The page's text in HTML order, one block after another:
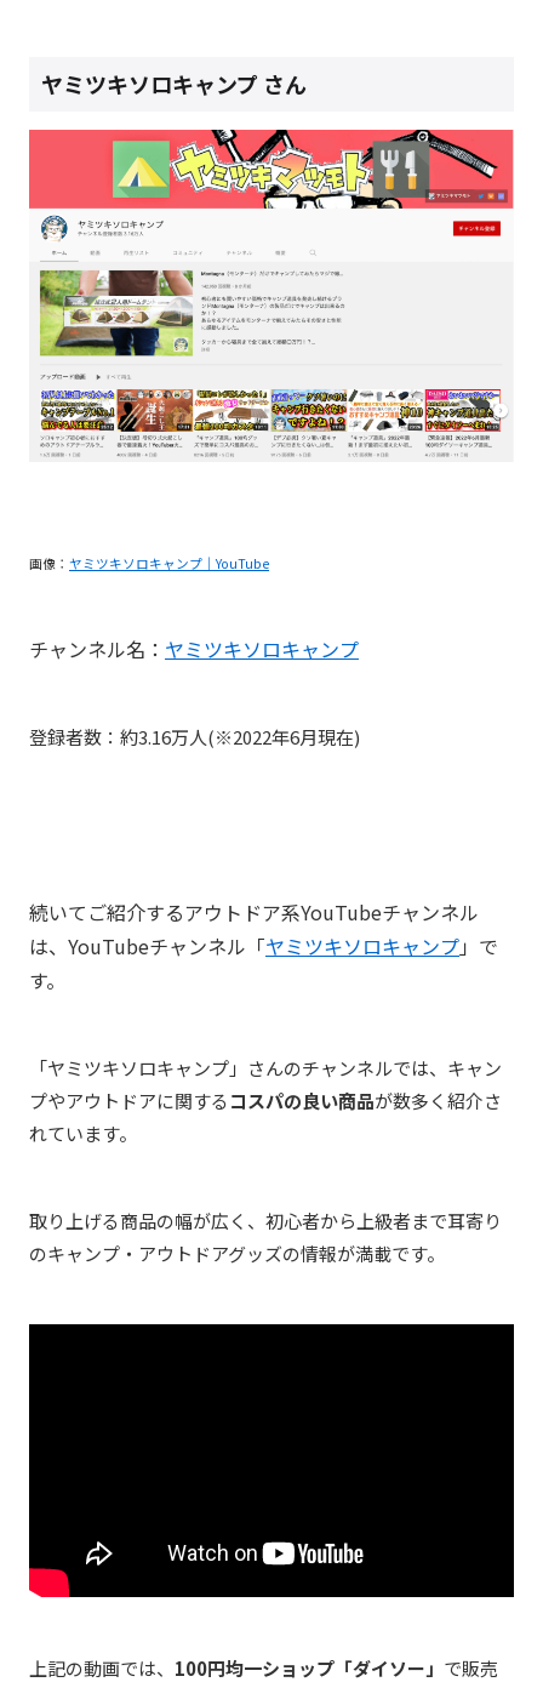
ヤミツキソロキャンプ さん
画像： ヤミツキソロキャンプ｜YouTube
チャンネル名： ヤミツキソロキャンプ
登録者数：約3.16万人(※2022年6月現在)
続いてご紹介するアウトドア系YouTubeチャンネル
は、YouTubeチャンネル「ヤミツキソロキャンプ」で
す。
「ヤミツキソロキャンプ」さんのチャンネルでは、キャン
プやアウトドアに関する コスパの良い商品が数多く紹介さ
れています。
取り上げる商品の幅が広く、初心者から上級者まで耳寄り
のキャンプ・アウトドアグッズの情報が満載です。
上記の動画では、 100円均一ショップ「ダイソー」 で販売